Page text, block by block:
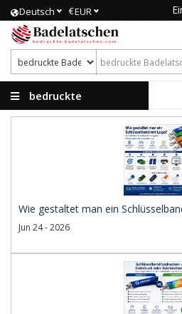
Deutsch €EUR
bedruckte
Wie gestaltet man ein
Jun 24 - 2026